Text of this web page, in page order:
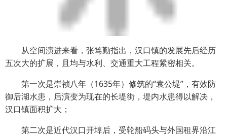
从空间演进来看，张笃勤指出，汉口镇的发展先后经历
五次大的扩展，且均与水利、交通重大工程紧密相关。
第一次是崇祯八年（1635年）修筑的“袁公堤”，有效防
御后湖水患，后演变为现在的长堤街，堤内水患得以解决，
汉口镇面积扩大；
第二次是近代汉口开埠后，受轮船码头与外国租界沿江